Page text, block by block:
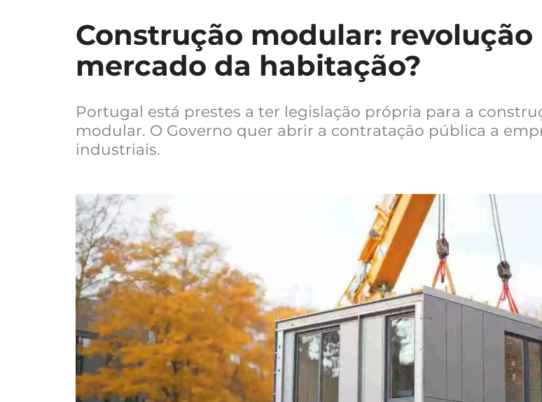
Construção modular: revolução
mercado da habitação?
Portugal está prestes a ter legislação própria para a
modular. O Governo quer abrir a contratação pública a
industriais.